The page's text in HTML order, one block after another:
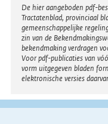
Disclaimer
De hier aangeboden pdf-
Tractatenblad, provinciaal
gemeenschappelijke
zin van de
bekendmaking verdragen
Voor pdf-publicaties van
vorm uitgegeven bladen
elektronische versies